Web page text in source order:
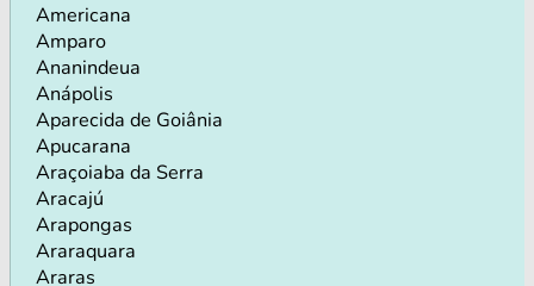
Americana
Amparo
Ananindeua
Anápolis
Aparecida de Goiânia
Apucarana
Araçoiaba da Serra
Aracajú
Arapongas
Araraquara
Araras